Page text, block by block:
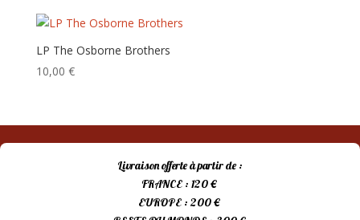
LP The Osborne Brothers
10,00 €
Livraison offerte à partir de :
FRANCE : 120 €
EUROPE : 200 €